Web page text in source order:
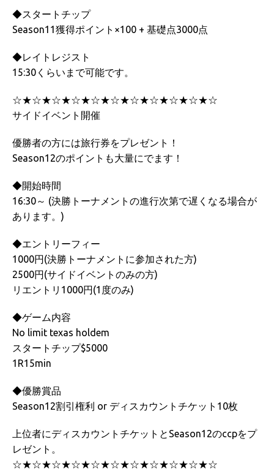
◆スタートチップ
Season11獲得ポイント×100 + 基礎点3000点
◆レイトレジスト
15:30くらいまで可能です。
☆★☆★☆★☆★☆★☆★☆★☆★☆★☆★☆
サイドイベント開催
優勝者の方には旅行券をプレゼント！
Season12のポイントも大量にでます！
◆開始時間
16:30～ (決勝トーナメントの進行次第で遅くなる場合が
あります。)
◆エントリーフィー
1000円(決勝トーナメントに参加された方)
2500円(サイドイベントのみの方)
リエントリ1000円(1度のみ)
◆ゲーム内容
No limit texas holdem
スタートチップ$5000
1R15min
◆優勝賞品
Season12割引権利 or ディスカウントチケット10枚
上位者にディスカウントチケットとSeason12のccpをプ
レゼント。
☆★☆★☆★☆★☆★☆★☆★☆★☆★☆★☆